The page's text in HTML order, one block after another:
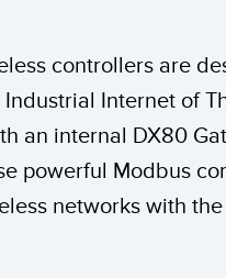
Software
IO-Link
controllers are
Internet of
an internal DX80
powerful Modbus
networks with